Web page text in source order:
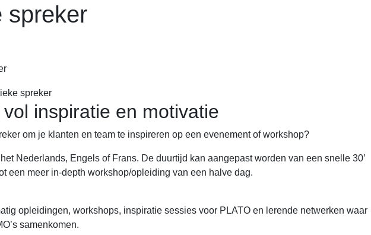
spreker
inspiratie en motivatie
om je klanten en team te inspireren op een evenement of workshop?
Nederlands, Engels of Frans. De duurtijd kan aangepast worden van een snelle 30’
een meer in-depth workshop/opleiding van een halve dag.
opleidingen, workshops, inspiratie sessies voor PLATO en lerende netwerken waar
samenkomen.